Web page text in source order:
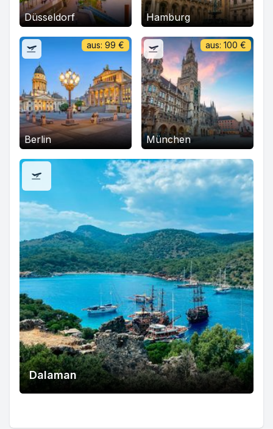
Düsseldorf Hamburg
Berlin
aus: 99 €
München
aus: 100 €
Dalaman